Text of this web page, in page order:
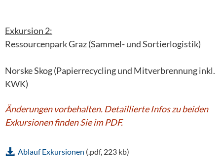
Exkursion 2:
Ressourcenpark Graz (Sammel- und Sortierlogistik)
Norske Skog (Papierrecycling und Mitverbrennung inkl.
KWK)
Änderungen vorbehalten. Detaillierte Infos zu beiden
Exkursionen finden Sie im PDF.
Ablauf Exkursionen (.pdf, 223 kb)